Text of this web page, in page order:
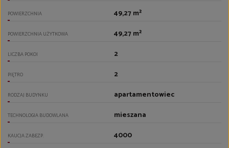
POWIERZCHNIA 49,27 m²
POWIERZCHNIA UŻYTKOWA 49,27 m²
LICZBA POKOI 2
PIĘTRO 2
RODZAJ BUDYNKU apartamentowiec
TECHNOLOGIA BUDOWLANA mieszana
KAUCJA ZABEZP. 4000